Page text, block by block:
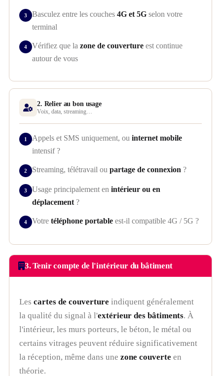
Basculez entre les couches 4G et 5G selon votre
terminal
Vérifiez que la zone de couverture est continue
autour de vous
2. Relier au bon usage
Voix, data, streaming…
Appels et SMS uniquement, ou internet mobile
intensif ?
Streaming, télétravail ou partage de connexion ?
Usage principalement en intérieur ou en
déplacement ?
Votre téléphone portable est-il compatible 4G / 5G ?
3. Tenir compte de l'intérieur du bâtiment
Les cartes de couverture indiquent généralement
la qualité du signal à l'extérieur des bâtiments. À
l'intérieur, les murs porteurs, le béton, le métal ou
certains vitrages peuvent réduire significativement
la réception, même dans une zone couverte en
théorie.